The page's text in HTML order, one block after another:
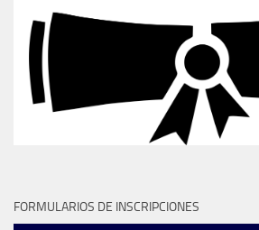
FORMULARIOS DE INSCRIPCIONES